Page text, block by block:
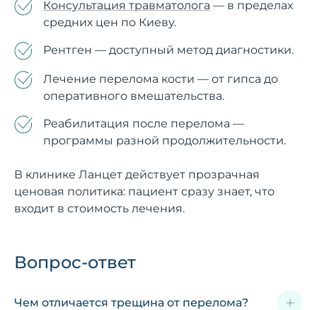
Консультация травматолога — в пределах
средних цен по Киеву.
Рентген — доступный метод диагностики.
Лечение перелома кости — от гипса до
оперативного вмешательства.
Реабилитация после перелома —
программы разной продолжительности.
В клинике Ланцет действует прозрачная
ценовая политика: пациент сразу знает, что
входит в стоимость лечения.
Вопрос-ответ
Чем отличается трещина от перелома?